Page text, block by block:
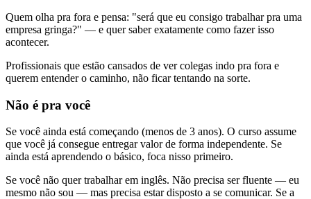
Quem olha pra fora e pensa: "será que eu consigo trabalhar pra uma
empresa gringa?" — e quer saber exatamente como fazer isso
acontecer.
Profissionais que estão cansados de ver colegas indo pra fora e
querem entender o caminho, não ficar tentando na sorte.
Não é pra você
Se você ainda está começando (menos de 3 anos). O curso assume
que você já consegue entregar valor de forma independente. Se
ainda está aprendendo o básico, foca nisso primeiro.
Se você não quer trabalhar em inglês. Não precisa ser fluente — eu
mesmo não sou — mas precisa estar disposto a se comunicar. Se a